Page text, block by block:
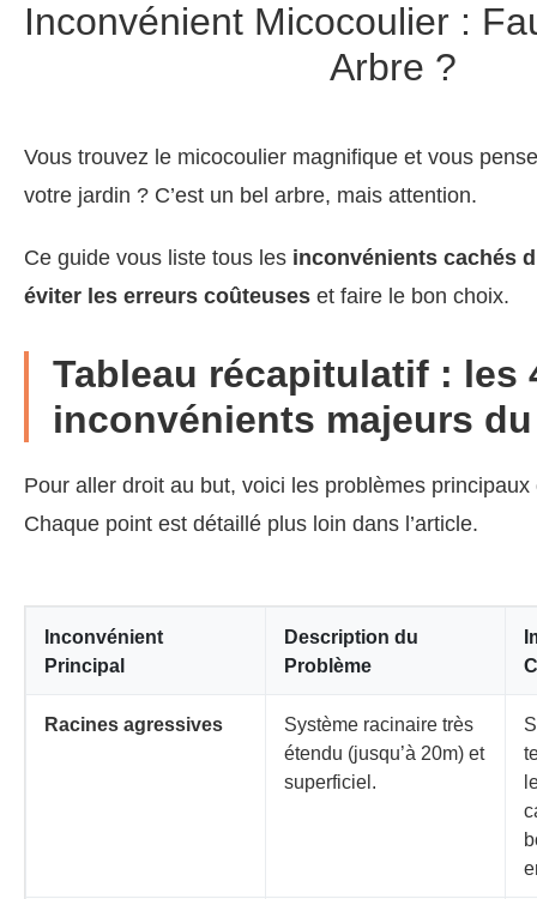
Inconvénient Micocoulier :
Arbre ?
Vous trouvez le micocoulier magnifique et vous
votre jardin ? C’est un bel arbre, mais attention.
Ce guide vous liste tous les inconvénients cachés
éviter les erreurs coûteuses et faire le bon choix.
Tableau récapitulatif : les
inconvénients majeurs
Pour aller droit au but, voici les problèmes
Chaque point est détaillé plus loin dans l’article.
Inconvénient
Principal
Description du
Problème
Racines agressives
Système racinaire très
étendu (jusqu’à 20m) et
superficiel.